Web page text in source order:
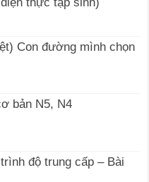
Con đường mình chọn
bản N5, N4
độ trung cấp – Bài